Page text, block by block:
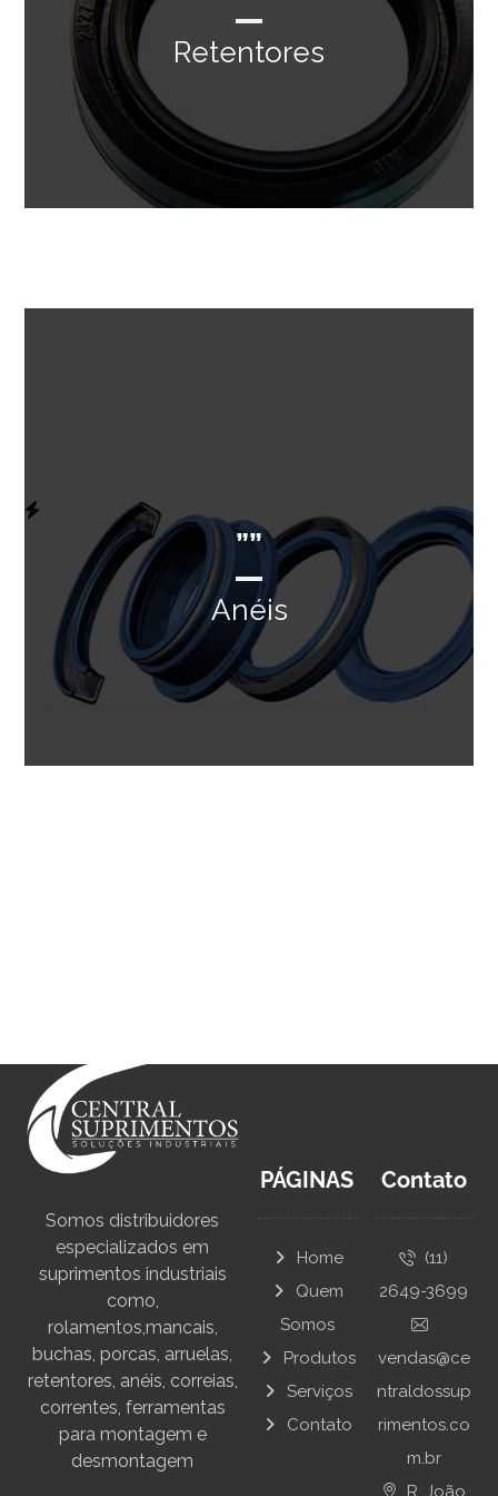
Retentores
””
Anéis
Somos distribuidores
especializados em
suprimentos industriais
como,
rolamentos,mancais,
buchas, porcas, arruelas,
retentores, anéis, correias,
correntes, ferramentas
para montagem e
desmontagem
PÁGINAS
Home
Quem
Somos
Produtos
Serviços
Contato
Contato
(11)
2649-3699
vendas@ce
ntraldossup
rimentos.co
m.br
R. João